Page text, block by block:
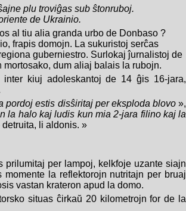
plu troviĝas sub ŝtonruboj.
de Ukrainio.
al tiu alia granda urbo de Donbaso ?
frapis domojn. La sukuristoj serĉas
guberniestro. Surlokaj ĵurnalistoj de
mortosako, dum aliaj balais la rubojn.
kiuj adoleskantoj de 14 ĝis 16-jara,
pordoj estis disŝiritaj per eksploda blovo»,
la halo kaj ludis kun mia 2-jara filino kaj la
detruita, li aldonis. »
per lampoj, kelkfoje uzante siajn
la reflektorojn nutritajn per bruaj
vastan krateron apud la domo.
situas ĉirkaŭ 20 kilometrojn for de la